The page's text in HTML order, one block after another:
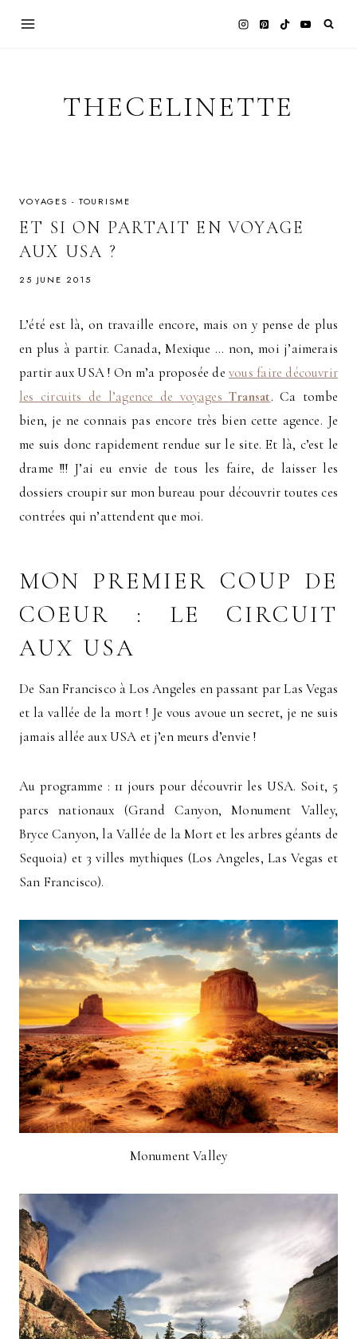
THECELINETTE
VOYAGES - TOURISME
ET SI ON PARTAIT EN VOYAGE
AUX USA ?
25 JUNE 2015
L’été est là, on travaille encore, mais on y pense de plus
en plus à partir. Canada, Mexique … non, moi j’aimerais
partir aux USA ! On m’a proposée devous faire découvrir
les circuits de l’agence de voyagesTransat. Ca tombe
bien, je ne connais pas encore très bien cette agence. Je
me suis donc rapidement rendue sur le site. Et là, c’est le
drame !!! J’ai eu envie de tous les faire, de laisser les
dossiers croupir sur mon bureau pour découvrir toutes ces
contrées qui n’attendent que moi.
MON PREMIER COUP DE
COEUR : LE CIRCUIT
AUX USA
De San Francisco à Los Angeles en passant par Las Vegas
et la vallée de la mort ! Je vous avoue un secret, je ne suis
jamais allée aux USA et j’en meurs d’envie !
Au programme : 11 jours pour découvrir les USA. Soit, 5
parcs nationaux (Grand Canyon, Monument Valley,
Bryce Canyon, la Vallée de la Mort et les arbres géants de
Sequoia) et 3 villes mythiques (Los Angeles, Las Vegas et
San Francisco).
Monument Valley